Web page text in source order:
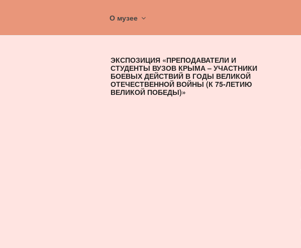
О музее
ЭКСПОЗИЦИЯ «ПРЕПОДАВАТЕЛИ И
СТУДЕНТЫ ВУЗОВ КРЫМА – УЧАСТНИКИ
БОЕВЫХ ДЕЙСТВИЙ В ГОДЫ ВЕЛИКОЙ
ОТЕЧЕСТВЕННОЙ ВОЙНЫ (К 75-ЛЕТИЮ
ВЕЛИКОЙ ПОБЕДЫ)»